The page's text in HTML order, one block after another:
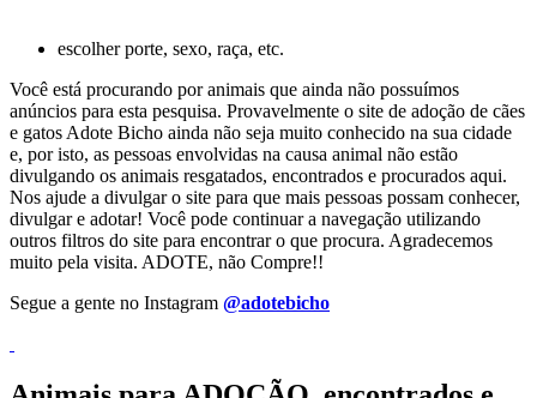
escolher porte, sexo, raça, etc.
Você está procurando por animais que ainda não possuímos
anúncios para esta pesquisa. Provavelmente o site de adoção de cães
e gatos Adote Bicho ainda não seja muito conhecido na sua cidade
e, por isto, as pessoas envolvidas na causa animal não estão
divulgando os animais resgatados, encontrados e procurados aqui.
Nos ajude a divulgar o site para que mais pessoas possam conhecer,
divulgar e adotar! Você pode continuar a navegação utilizando
outros filtros do site para encontrar o que procura. Agradecemos
muito pela visita. ADOTE, não Compre!!
Segue a gente no Instagram @adotebicho